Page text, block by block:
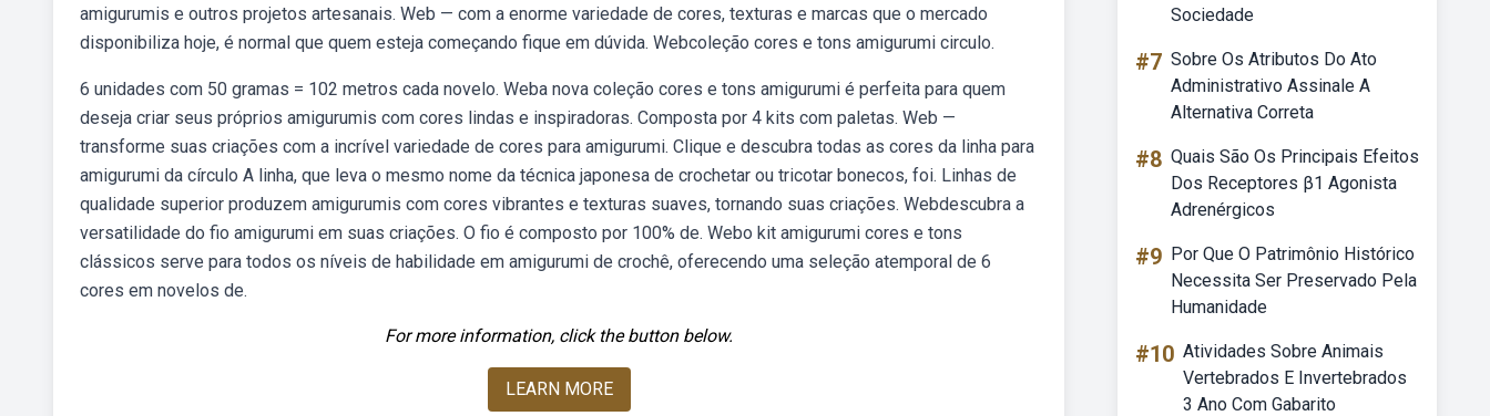
amigurumis e outros projetos artesanais. Web — com a enorme variedade de cores, texturas e marcas que o mercado
disponibiliza hoje, é normal que quem esteja começando fique em dúvida. Webcoleção cores e tons amigurumi circulo.
6 unidades com 50 gramas = 102 metros cada novelo. Weba nova coleção cores e tons amigurumi é perfeita para quem
deseja criar seus próprios amigurumis com cores lindas e inspiradoras. Composta por 4 kits com paletas. Web —
transforme suas criações com a incrível variedade de cores para amigurumi. Clique e descubra todas as cores da linha para
amigurumi da círculo A linha, que leva o mesmo nome da técnica japonesa de crochetar ou tricotar bonecos, foi. Linhas de
qualidade superior produzem amigurumis com cores vibrantes e texturas suaves, tornando suas criações. Webdescubra a
versatilidade do fio amigurumi em suas criações. O fio é composto por 100% de. Webo kit amigurumi cores e tons
clássicos serve para todos os níveis de habilidade em amigurumi de crochê, oferecendo uma seleção atemporal de 6
cores em novelos de.
For more information, click the button below.
LEARN MORE
Sociedade
#7 Sobre Os Atributos Do Ato
Administrativo Assinale A
Alternativa Correta
#8 Quais São Os Principais Efeitos
Dos Receptores β1 Agonista
Adrenérgicos
#9 Por Que O Patrimônio Histórico
Necessita Ser Preservado Pela
Humanidade
#10 Atividades Sobre Animais
Vertebrados E Invertebrados
3 Ano Com Gabarito